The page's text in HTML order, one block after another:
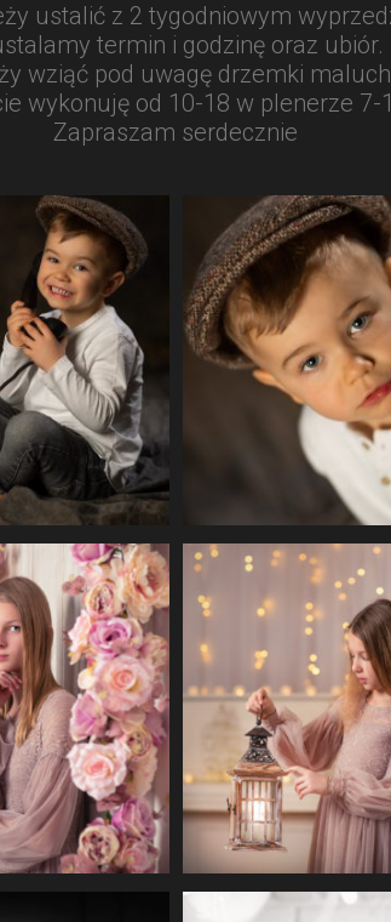
ustalić z 2 tygodniowym
termin i godzinę oraz ubiór.
wziąć pod uwagę drzemki
wykonuję od 10-18 w plenerze 7-
Zapraszam serdecznie